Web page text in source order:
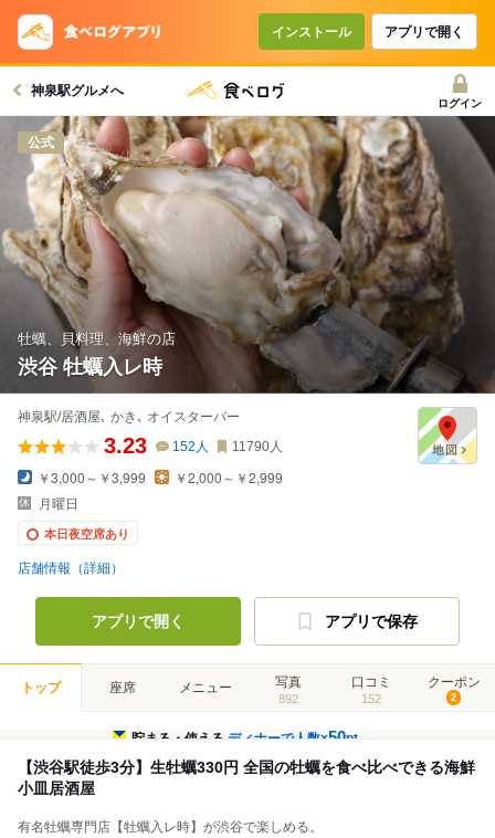
インストール アプリで開く
神泉駅グルメへ
ログイン
公式
牡蠣、貝料理、海鮮の店
渋谷 牡蠣入レ時
神泉駅/居酒屋､ かき､ オイスターバー
3.23 152 人 11790人
￥3,000～￥3,999
￥2,000～￥2,999
月曜日
本日夜空席あり
店舗情報（詳細）
アプリで開く アプリで保存
トップ 座席 メニュー 写真
892
口コミ
152
クーポン
2
貯まる・使えるディナーで人数×50pt
【渋谷駅徒歩3分】生牡蠣330円 全国の牡蠣を食べ比べできる海鮮
小皿居酒屋
有名牡蠣専門店【牡蠣入レ時】が渋谷で楽しめる。
コースで使えるクーポン
戻る
クーポンを利用せず予約する